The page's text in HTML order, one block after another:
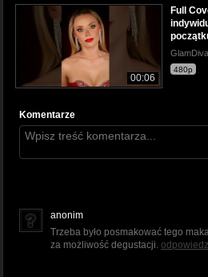
00:06
Full
GlamDiva
480p
Komentarze
anonim
Trzeba było posmakować tego
za możliwość degustacji. odpowiedz